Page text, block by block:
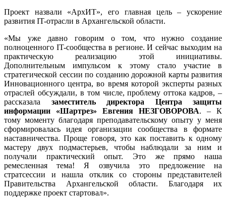
Проект назвали «АрхИТ», его главная цель – ускорение
развития IT-отрасли в Архангельской области.
«Мы уже давно говорим о том, что нужно создание
полноценного IT-сообщества в регионе. И сейчас выходим на
практическую реализацию этой инициативы.
Дополнительным импульсом к этому стало участие в
стратегической сессии по созданию дорожной карты развития
Инновационного центра, во время которой эксперты разных
отраслей обсуждали, в том числе, проблему оттока кадров, –
рассказала заместитель директора Центра защиты
информации «Шартрез» Евгения НЕЗГОВОРОВА. – К
тому моменту благодаря преподавательскому опыту у меня
сформировалась идея организации сообщества в формате
наставничества. Проще говоря, это как поставить к одному
мастеру двух подмастерьев, чтобы наблюдали за ним и
получали практический опыт. Это же прямо наша
ремесленная тема! Я озвучила это предложение на
стратсессии и нашла отклик со стороны представителей
Правительства Архангельской области. Благодаря их
поддержке проект стартовал».